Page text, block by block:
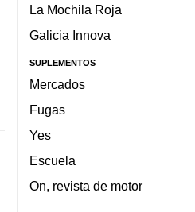
La Mochila Roja
Galicia Innova
SUPLEMENTOS
Mercados
Fugas
Yes
Escuela
On, revista de motor